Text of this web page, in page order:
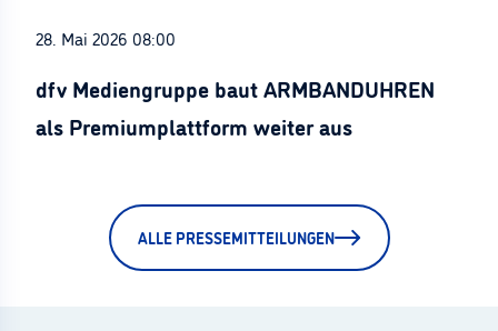
28. Mai 2026 08:00
dfv Mediengruppe baut ARMBANDUHREN
als Premiumplattform weiter aus
ALLE PRESSEMITTEILUNGEN